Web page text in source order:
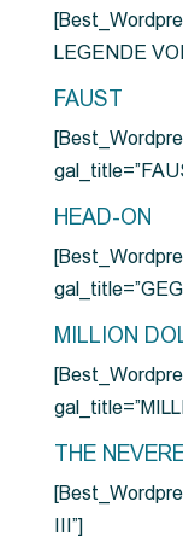
LEGENDE
FAUST
HEAD-ON
MILLION
THE
III”]